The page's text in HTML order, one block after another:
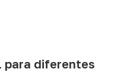
para diferentes